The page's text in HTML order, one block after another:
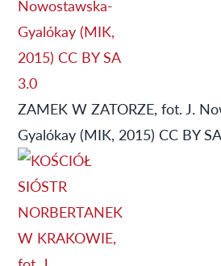
ZAMEK W ZATORZE, fot. J.
Gyalókay (MIK, 2015) CC BY